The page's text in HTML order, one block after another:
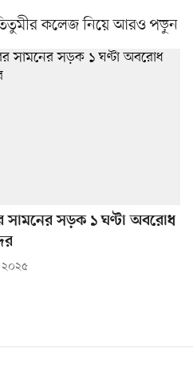
কলেজ নিয়ে আরও পড়ুন
সামনের সড়ক ১ ঘণ্টা অবরোধ
২০২৫